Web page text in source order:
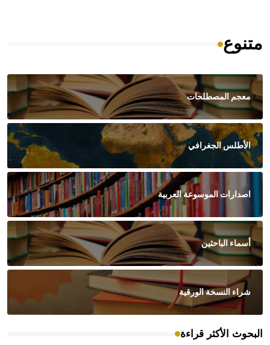
متنوع
معجم المصطلحات
الأطلس الجغرافي
اصدارات الموسوعة العربية
أسماء الباحثين
شراء النسخة الورقية
البحوث الأكثر قراءة